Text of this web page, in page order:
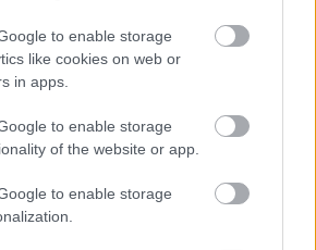
to enable storage
like cookies on web or
in apps.
to enable storage
of the website or app.
to enable storage